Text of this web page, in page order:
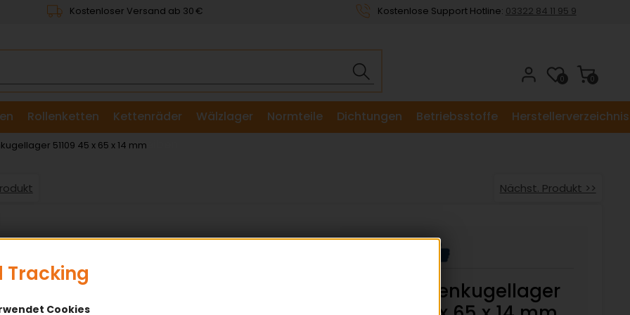
Kostenloser Versand ab 30 € Kostenlose Support Hotline: 03322 84 11 95 9
0
0
Rollenketten
Kettenräder
& Scheiben
Wälzlager Normteile Dichtungen Betriebsstoffe Herstellerverzeichnis
51109 45 x 65 x 14 mm
Nächst. Produkt >>
Axial-Rillenkugellager
Tracking
Cookies